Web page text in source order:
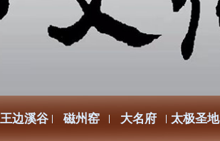
王边溪谷 磁州窑 大名府 太极圣地